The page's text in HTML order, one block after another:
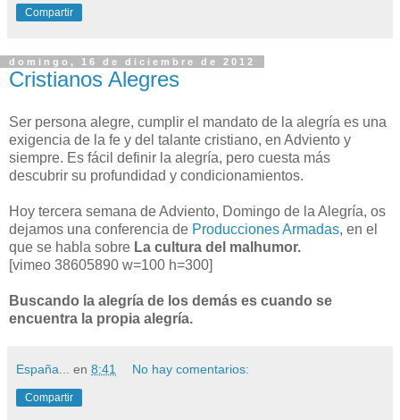
Compartir
domingo, 16 de diciembre de 2012
Cristianos Alegres
Ser persona alegre, cumplir el mandato de la alegría es una
exigencia de la fe y del talante cristiano, en Adviento y
siempre. Es fácil definir la alegría, pero cuesta más
descubrir su profundidad y condicionamientos.
Hoy tercera semana de Adviento, Domingo de la Alegría, os
dejamos una conferencia de Producciones Armadas, en el
que se habla sobre La cultura del malhumor.
[vimeo 38605890 w=100 h=300]
Buscando la alegría de los demás es cuando se
encuentra la propia alegría.
España... en 8:41 No hay comentarios:
Compartir